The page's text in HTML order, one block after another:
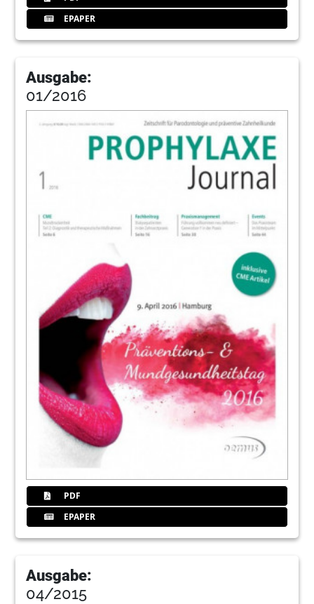
EPAPER
Ausgabe:
01/2016
PDF
EPAPER
Ausgabe:
04/2015